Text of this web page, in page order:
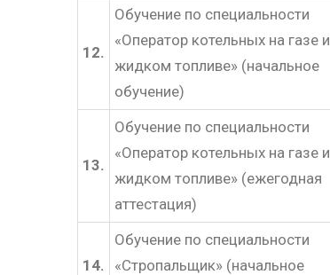
12.
Обучение по специальности
«Оператор котельных на газе и
жидком топливе» (начальное
обучение)
13.
Обучение по специальности
«Оператор котельных на газе и
жидком топливе» (ежегодная
аттестация)
14.
Обучение по специальности
«Стропальщик» (начальное